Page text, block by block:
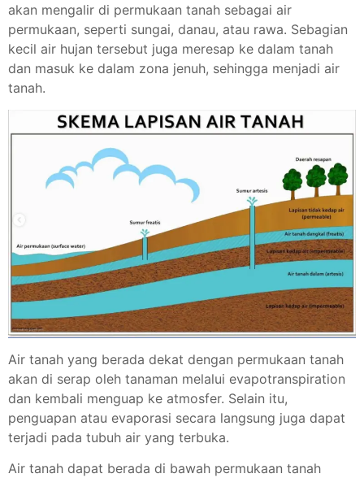
akan mengalir di permukaan tanah sebagai air
permukaan, seperti sungai, danau, atau rawa. Sebagian
kecil air hujan tersebut juga meresap ke dalam tanah
dan masuk ke dalam zona jenuh, sehingga menjadi air
tanah.
Air tanah yang berada dekat dengan permukaan tanah
akan di serap oleh tanaman melalui evapotranspiration
dan kembali menguap ke atmosfer. Selain itu,
penguapan atau evaporasi secara langsung juga dapat
terjadi pada tubuh air yang terbuka.
Air tanah dapat berada di bawah permukaan tanah